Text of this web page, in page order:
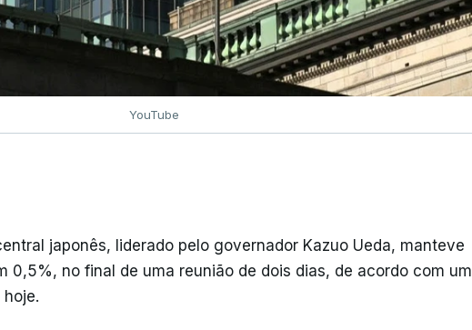
YouTube
japonês, liderado pelo governador Kazuo Ueda, manteve
0,5%, no final de uma reunião de dois dias, de acordo com um